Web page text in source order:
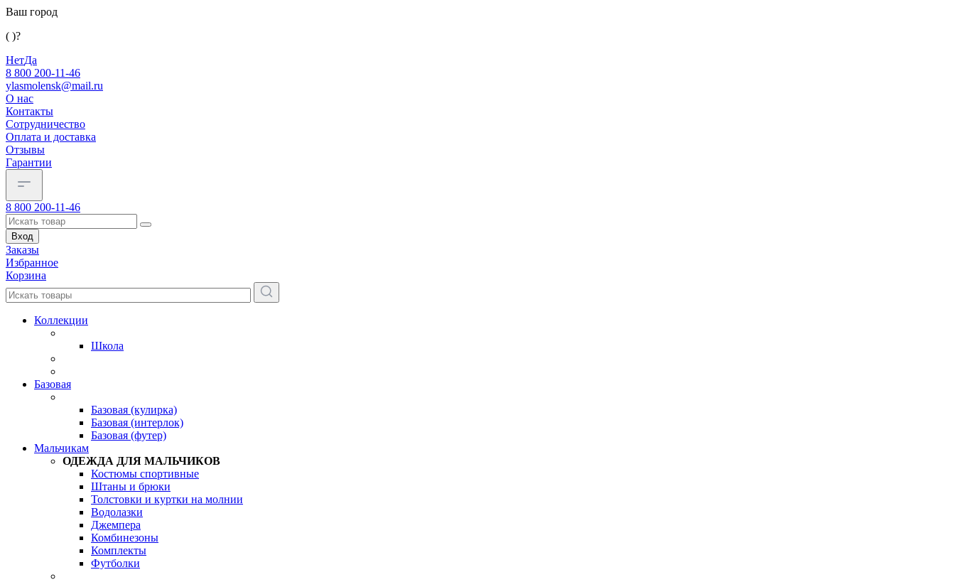
Ваш город
( )?
НетДа
8 800 200-11-46
ylasmolensk@mail.ru
О нас
Контакты
Сотрудничество
Оплата и доставка
Отзывы
Гарантии
8 800 200-11-46
Вход
Заказы
Избранное
Корзина
Коллекции
Школа
Базовая
Базовая (кулирка)
Базовая (интерлок)
Базовая (футер)
Мальчикам
ОДЕЖДА ДЛЯ МАЛЬЧИКОВ
Костюмы спортивные
Штаны и брюки
Толстовки и куртки на молнии
Водолазки
Джемпера
Комбинезоны
Комплекты
Футболки